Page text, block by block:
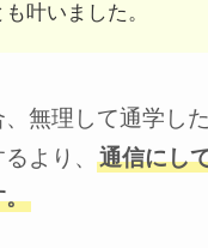
も叶いました。
無理して通学し
より、 通信にし
。